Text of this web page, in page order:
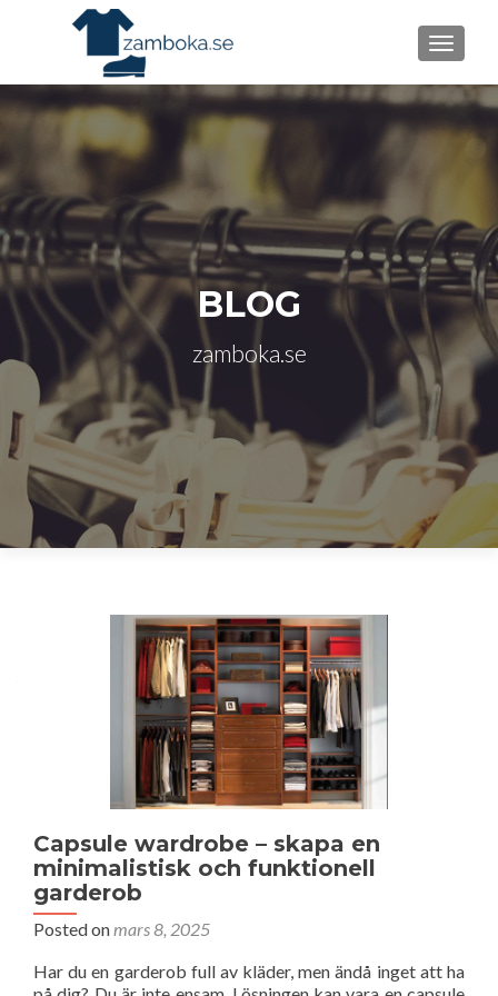
BLOG
zamboka.se
Capsule wardrobe – skapa en
minimalistisk och funktionell
garderob
Posted on mars 8, 2025
Har du en garderob full av kläder, men ändå inget att ha
Inläggsnavigering